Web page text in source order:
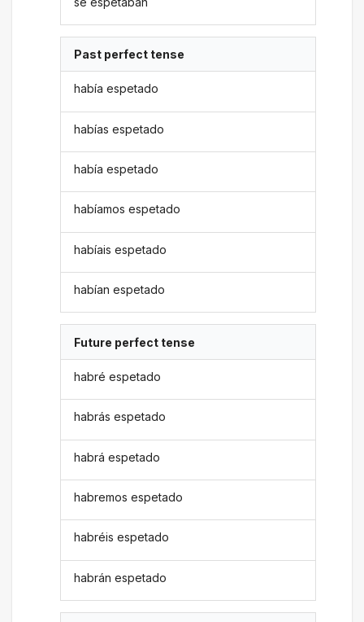
Past perfect tense
había espetado
habías espetado
había espetado
habíamos espetado
habíais espetado
habían espetado
Future perfect tense
habré espetado
habrás espetado
habrá espetado
habremos espetado
habréis espetado
habrán espetado